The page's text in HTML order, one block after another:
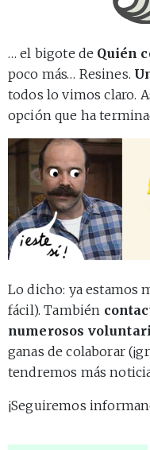
… el bigote de Quién
poco más… Resines.
todos lo vimos claro.
opción que ha
Lo dicho: ya estamos
fácil). También
numerosos
ganas de colaborar
tendremos más
¡Seguiremos